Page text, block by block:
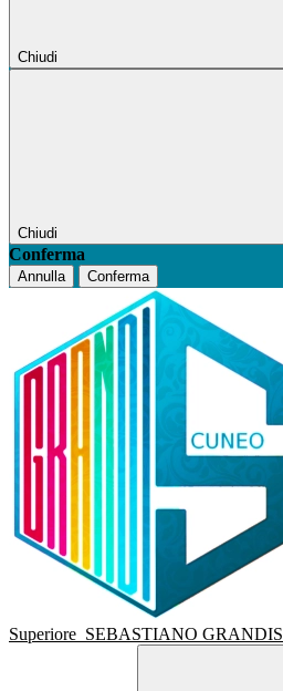
Chiudi
Chiudi
Conferma
Annulla Conferma
Superiore SEBASTIANO GRANDIS